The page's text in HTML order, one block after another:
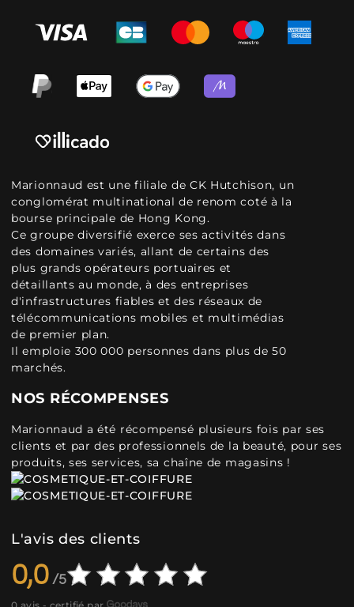
Marionnaud est une filiale de CK Hutchison, un
conglomérat multinational de renom coté à la
bourse principale de Hong Kong.
Ce groupe diversifié exerce ses activités dans
des domaines variés, allant de certains des
plus grands opérateurs portuaires et
détaillants au monde, à des entreprises
d'infrastructures fiables et des réseaux de
télécommunications mobiles et multimédias
de premier plan.
Il emploie 300 000 personnes dans plus de 50
marchés.
NOS RÉCOMPENSES
Marionnaud a été récompensé plusieurs fois par ses
clients et par des professionnels de la beauté, pour ses
produits, ses services, sa chaîne de magasins !
L'avis des clients
0,0